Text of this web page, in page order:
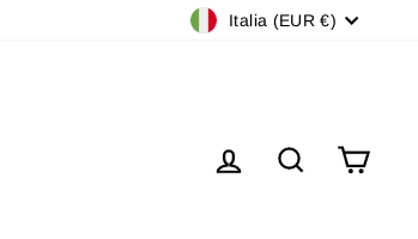
ValutaItalia (EUR €)
Accedi Cerca